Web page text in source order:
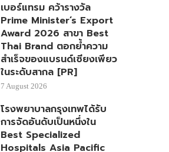
เบอร์แทรม คว้ารางวัล
Prime Minister’s Export
Award 2026 สาขา Best
Thai Brand ตอกย้ำความ
สำเร็จของแบรนด์เซียงเพียว
ในระดับสากล [PR]
7 August 2026
โรงพยาบาลกรุงเทพได้รับ
การจัดอันดับเป็นหนึ่งใน
Best Specialized
Hospitals Asia Pacific